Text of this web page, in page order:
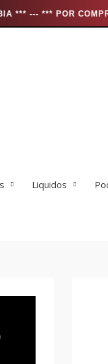
COMPRAS
Liquidos